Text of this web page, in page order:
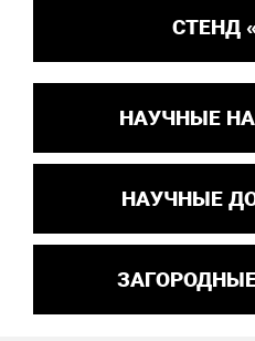
СТЕНД
НАУЧНЫЕ
НАУЧНЫЕ